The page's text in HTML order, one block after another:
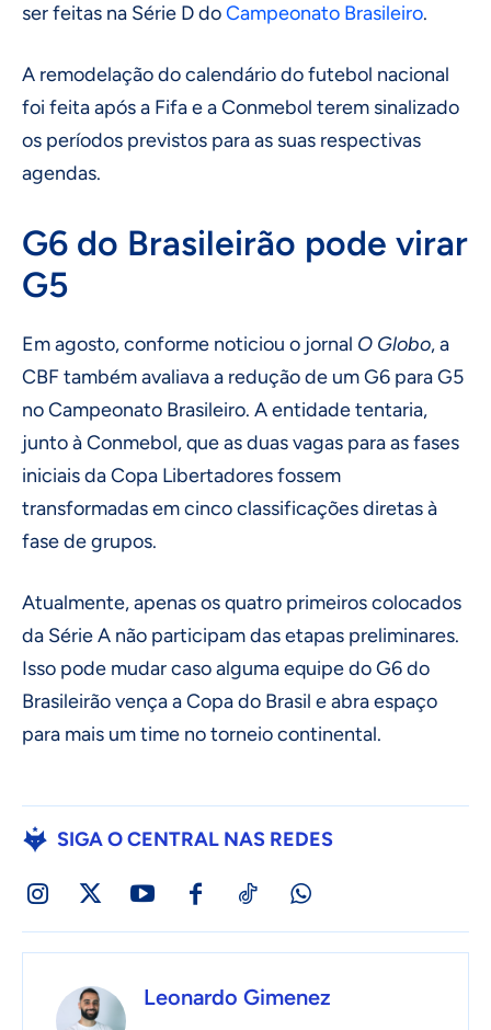
ser feitas na Série D doCampeonato Brasileiro.
A remodelação do calendário do futebol nacional
foi feita após a Fifa e a Conmebol terem sinalizado
os períodos previstos para as suas respectivas
agendas.
G6 do Brasileirão pode virar
G5
Em agosto, conforme noticiou o jornal O Globo, a
CBF também avaliava a redução de um G6 para G5
no Campeonato Brasileiro. A entidade tentaria,
junto à Conmebol, que as duas vagas para as fases
iniciais da Copa Libertadores fossem
transformadas em cinco classificações diretas à
fase de grupos.
Atualmente, apenas os quatro primeiros colocados
da Série A não participam das etapas preliminares.
Isso pode mudar caso alguma equipe do G6 do
Brasileirão vença a Copa do Brasil e abra espaço
para mais um time no torneio continental.
SIGA O CENTRAL NAS REDES
Leonardo Gimenez